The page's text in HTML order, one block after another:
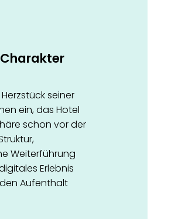
seiner
ein, das Hotel
schon vor der
Weiterführung
Erlebnis
Aufenthalt